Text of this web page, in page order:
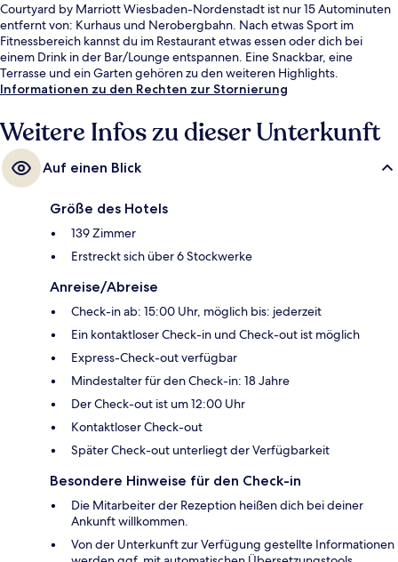
Courtyard by Marriott Wiesbaden-Nordenstadt ist nur 15 Autominuten
entfernt von: Kurhaus und Nerobergbahn. Nach etwas Sport im
Fitnessbereich kannst du im Restaurant etwas essen oder dich bei
einem Drink in der Bar/Lounge entspannen. Eine Snackbar, eine
Terrasse und ein Garten gehören zu den weiteren Highlights.
Informationen zu den Rechten zur Stornierung
Weitere Infos zu dieser Unterkunft
Auf einen Blick
Größe des Hotels
139 Zimmer
Erstreckt sich über 6 Stockwerke
Anreise/Abreise
Check-in ab: 15:00 Uhr, möglich bis: jederzeit
Ein kontaktloser Check-in und Check-out ist möglich
Express-Check-out verfügbar
Mindestalter für den Check-in: 18 Jahre
Der Check-out ist um 12:00 Uhr
Kontaktloser Check-out
Später Check-out unterliegt der Verfügbarkeit
Besondere Hinweise für den Check-in
Die Mitarbeiter der Rezeption heißen dich bei deiner
Ankunft willkommen.
Von der Unterkunft zur Verfügung gestellte Informationen